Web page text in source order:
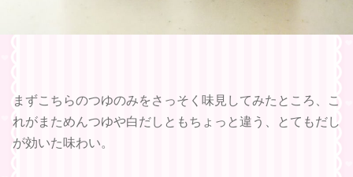
まずこちらのつゆのみをさっそく味見してみたところ、こ
れがまためんつゆや白だしともちょっと違う、とてもだし
が効いた味わい。